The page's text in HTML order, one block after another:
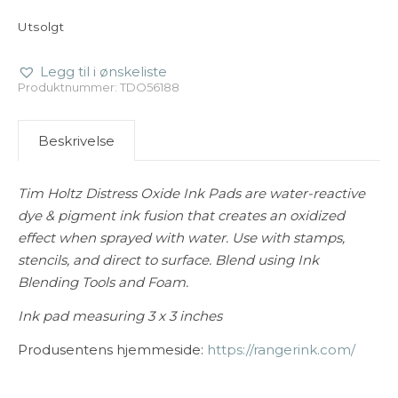
Utsolgt
Legg til i ønskeliste
Produktnummer: TDO56188
Beskrivelse
Tim Holtz Distress Oxide Ink Pads are water-reactive
dye & pigment ink fusion that creates an oxidized
effect when sprayed with water. Use with stamps,
stencils, and direct to surface. Blend using Ink
Blending Tools and Foam.
Ink pad measuring 3 x 3 inches
Produsentens hjemmeside: https://rangerink.com/